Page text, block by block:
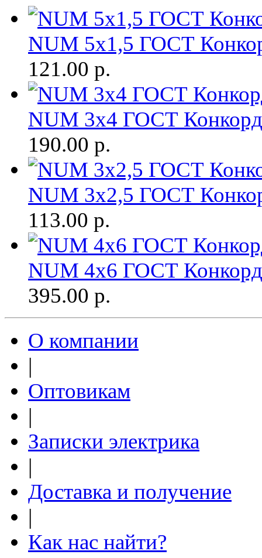
NUM 5х1,5 ГОСТ
121.00 р.
NUM 3х4 ГОСТ
190.00 р.
NUM 3х2,5 ГОСТ
113.00 р.
NUM 4х6 ГОСТ
395.00 р.
О компании
|
Оптовикам
|
Записки электрика
|
Доставка и получение
|
Как нас найти?